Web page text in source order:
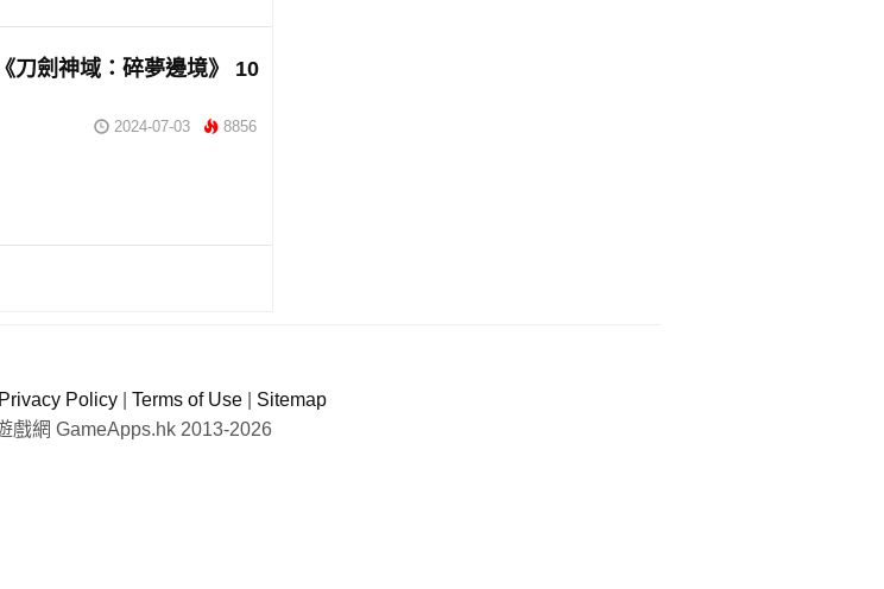
刀劍神域：碎夢邊境》 10
2024-07-03 8856
Privacy Policy| Terms of Use| Sitemap
戲網 GameApps.hk 2013-2026